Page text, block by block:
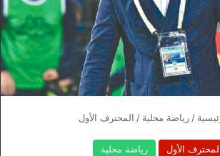
/رياضة محلية / المحترف الأول
الأول رياضة محلية